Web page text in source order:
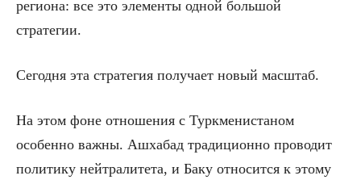
региона: все это элементы одной большой
стратегии.
Сегодня эта стратегия получает новый масштаб.
На этом фоне отношения с Туркменистаном
особенно важны. Ашхабад традиционно проводит
политику нейтралитета, и Баку относится к этому